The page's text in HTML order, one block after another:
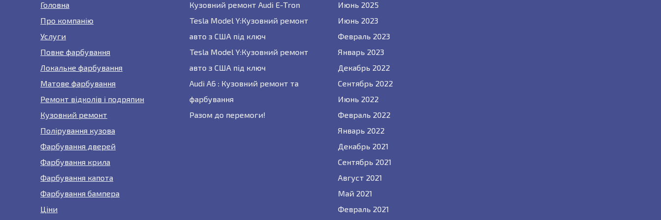
Головна
Про компанію
Услуги
Повне фарбування
Локальне фарбування
Матове фарбування
Ремонт відколів і подряпин
Кузовний ремонт
Полірування кузова
Фарбування дверей
Фарбування крила
Фарбування капота
Фарбування бампера
Ціни
Кузовний ремонт Audi E-Tron
Tesla Model Y:Кузовний ремонт
авто з США під ключ
Tesla Model Y:Кузовний ремонт
авто з США під ключ
Audi A6 : Кузовний ремонт та
фарбування
Разом до перемоги!
Июнь 2025
Июнь 2023
Февраль 2023
Январь 2023
Декабрь 2022
Сентябрь 2022
Июнь 2022
Февраль 2022
Январь 2022
Декабрь 2021
Сентябрь 2021
Август 2021
Май 2021
Февраль 2021